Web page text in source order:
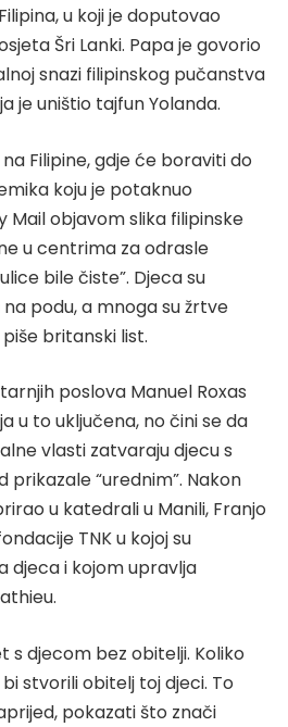
u koji je doputovao
Šri Lanki. Papa je govorio
snazi filipinskog pučanstva
je uništio tajfun Yolanda.
Filipine, gdje će boraviti do
koju je potaknuo
Mail objavom slika filipinske
u centrima za odrasle
bile čiste”. Djeca su
podu, a mnoga su žrtve
britanski list.
poslova Manuel Roxas
u to uključena, no čini se da
vlasti zatvaraju djecu s
prikazale “urednim”. Nakon
u katedrali u Manili, Franjo
TNK u kojoj su
djeca i kojom upravlja
s djecom bez obitelji. Koliko
stvorili obitelj toj djeci. To
pokazati što znači